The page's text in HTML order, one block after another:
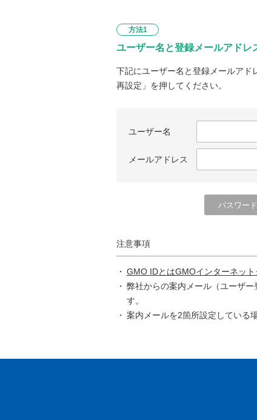
方法1
ユーザー名と登録メールアドレ
下記にユーザー名と登録メールアド
再設定」を押してください。
ユーザー名
メールアドレス
注意事項
GMO IDとはGMOインターネッ
弊社からの案内メール（ユーザ
す。
案内メールを2箇所設定している